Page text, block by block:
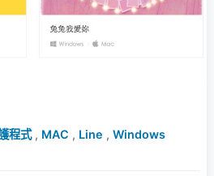
程式, MAC , Line , Windows